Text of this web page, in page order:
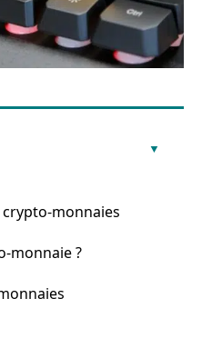
monnaies
monnaie ?